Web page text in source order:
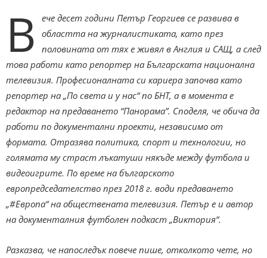
В
ече десет години Петър Георгиев се развива в
областта на журналистиката, като през
половината от тях е живял в Англия и САЩ, а след
това работи като репортер на Българската национална
телевизия. Професионалната си кариера започва като
репортер на „По света и у нас“ по БНТ, а в момента е
редактор на предаването “Панорама”. Споделя, че обича да
работи по документални проекти, независимо от
формата. Отразява политика, спорт и технологии, но
голямата му страст лъкатуши някъде между футбола и
видеоигрите. По време на българското
европредседателство през 2018 г. води предаването
„#Европа“ на обществената телевизия. Петър е и автор
на документалния футболен подкаст „Виктория“.
Разказва, че напоследък повече пише, отколкото чете, но